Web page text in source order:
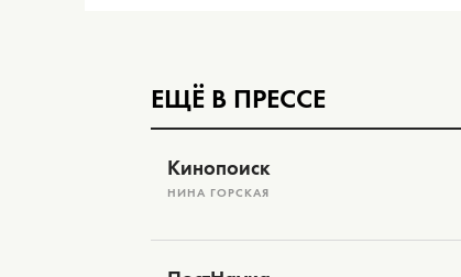
ЕЩЁ В ПРЕССЕ
Кинопоиск
НИНА ГОРСКАЯ